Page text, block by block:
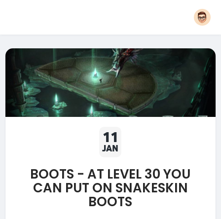
11
JAN
BOOTS - AT LEVEL 30 YOU
CAN PUT ON SNAKESKIN
BOOTS